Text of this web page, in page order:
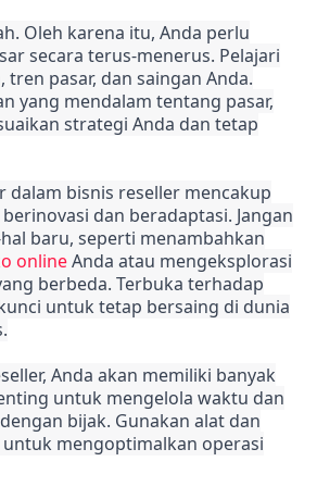
Oleh karena itu, Anda perlu
secara terus-menerus. Pelajari
pasar, dan saingan Anda.
yang mendalam tentang pasar,
strategi Anda dan tetap
dalam bisnis reseller mencakup
dan beradaptasi. Jangan
baru, seperti menambahkan
onlineAnda atau mengeksplorasi
berbeda. Terbuka terhadap
untuk tetap bersaing di dunia
Anda akan memiliki banyak
untuk mengelola waktu dan
bijak. Gunakan alat dan
mengoptimalkan operasi